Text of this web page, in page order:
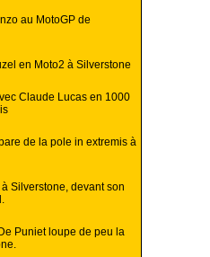
au MotoGP de
en Moto2 à Silverstone
Claude Lucas en 1000
de la pole in extremis à
Silverstone, devant son
Puniet loupe de peu la